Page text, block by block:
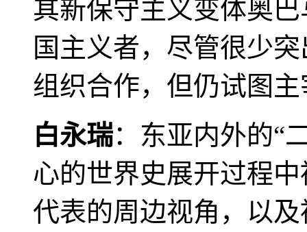
其新保守主义变体奥
国主义者，尽管很少
组织合作，但仍试图
白永瑞：东亚内外的“
心的世界史展开过程
代表的周边视角，以